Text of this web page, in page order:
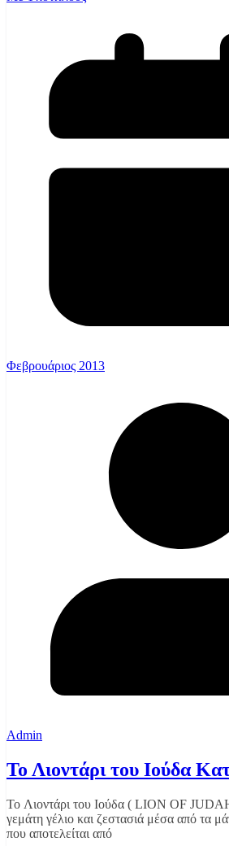
Φεβρουάριος 2013
Admin
Το Λιοντάρι του Ιούδα
Το Λιοντάρι του Ιούδα ( LION OF
γεμάτη γέλιο και ζεστασιά μέσα από τα
που αποτελείται από